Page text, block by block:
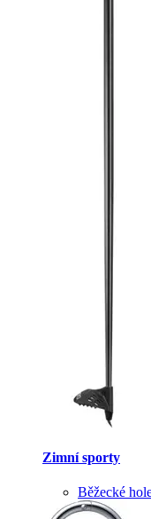
Zimní sporty
Běžecké